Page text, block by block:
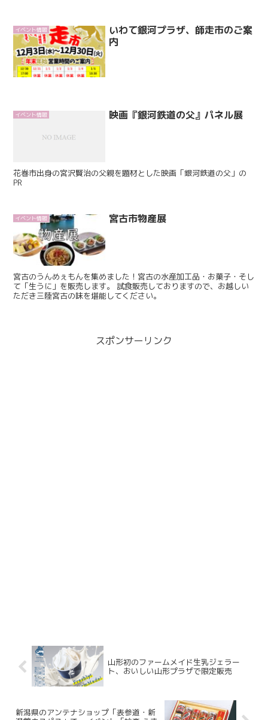
イベント情報
いわて銀河プラザ、師走市のご案
内
イベント情報 映画『銀河鉄道の父』パネル展
花巻市出身の宮沢賢治の父親を題材とした映画「銀河鉄道の父」の
PR
イベント情報 宮古市物産展
宮古のうんめぇもんを集めました！宮古の水産加工品・お菓子・そし
て「生うに」を販売します。 試食販売しておりますので、お越しい
ただき三陸宮古の味を堪能してください。
スポンサーリンク
山形初のファームメイド生乳ジェラー
ト、おいしい山形プラザで限定販売
新潟県のアンテナショップ「表参道・新